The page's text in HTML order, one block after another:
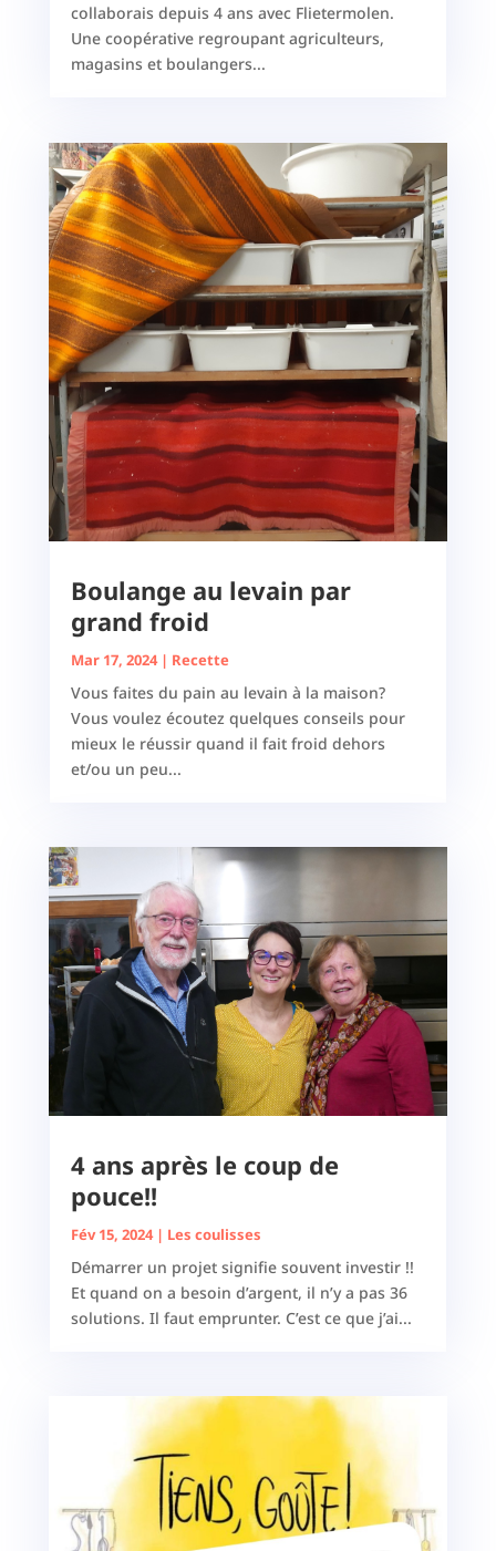
collaborais depuis 4 ans avec Flietermolen.
Une coopérative regroupant agriculteurs,
magasins et boulangers...
Boulange au levain par
grand froid
Mar 17, 2024| Recette
Vous faites du pain au levain à la maison?
Vous voulez écoutez quelques conseils pour
mieux le réussir quand il fait froid dehors
et/ou un peu...
4 ans après le coup de
pouce!!
Fév 15, 2024| Les coulisses
Démarrer un projet signifie souvent investir !!
Et quand on a besoin d’argent, il n’y a pas 36
solutions. Il faut emprunter. C’est ce que j’ai...